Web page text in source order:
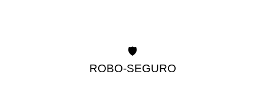
🛡️
ROBO-SEGURO